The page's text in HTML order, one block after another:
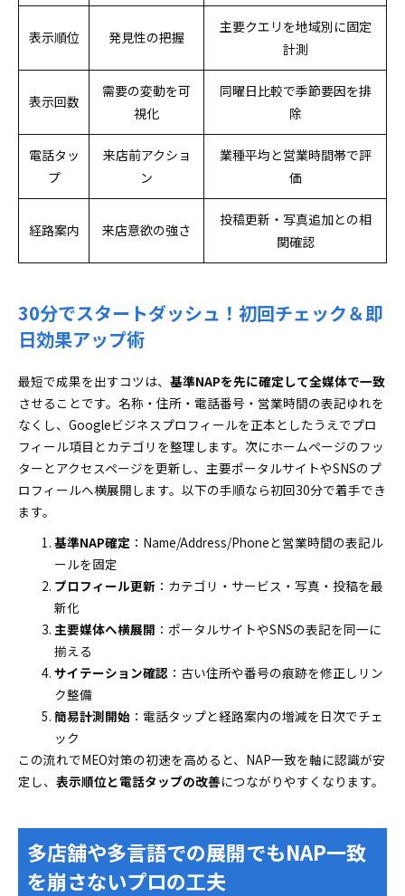
表示順位 発見性の把握
主要クエリを地域別に固定
計測
表示回数
需要の変動を可
視化
同曜日比較で季節要因を排
除
電話タッ
プ
来店前アクショ
ン
業種平均と営業時間帯で評
価
経路案内 来店意欲の強さ
投稿更新・写真追加との相
関確認
30分でスタートダッシュ！初回チェック＆即
日効果アップ術
最短で成果を出すコツは、 基準NAPを先に確定して全媒体で一致
させることです。名称・住所・電話番号・営業時間の表記ゆれを
なくし、Googleビジネスプロフィールを正本としたうえでプロ
フィール項目とカテゴリを整理します。次にホームページのフッ
ターとアクセスページを更新し、主要ポータルサイトやSNSのプ
ロフィールへ横展開します。以下の手順なら初回30分で着手でき
ます。
基準NAP確定 ：Name/Address/Phoneと営業時間の表記ル
ールを固定
プロフィール更新 ：カテゴリ・サービス・写真・投稿を最
新化
主要媒体へ横展開 ：ポータルサイトやSNSの表記を同一に
揃える
サイテーション確認 ：古い住所や番号の痕跡を修正しリン
ク整備
簡易計測開始 ：電話タップと経路案内の増減を日次でチェ
ック
この流れでMEO対策の初速を高めると、NAP一致を軸に認識が安
定し、 表示順位と電話タップの改善につながりやすくなります。
多店舗や多言語での展開でもNAP一致
を崩さないプロの工夫